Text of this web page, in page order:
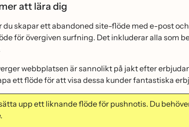
att lära dig
du skapar ett abandoned site-flöde med e-post
för övergiven surfning. Det inkluderar alla som
webbplatsen är sannolikt på jakt efter
ett flöde för att visa dessa kunder fantastiska
upp ett liknande flöde för pushnotis. Du